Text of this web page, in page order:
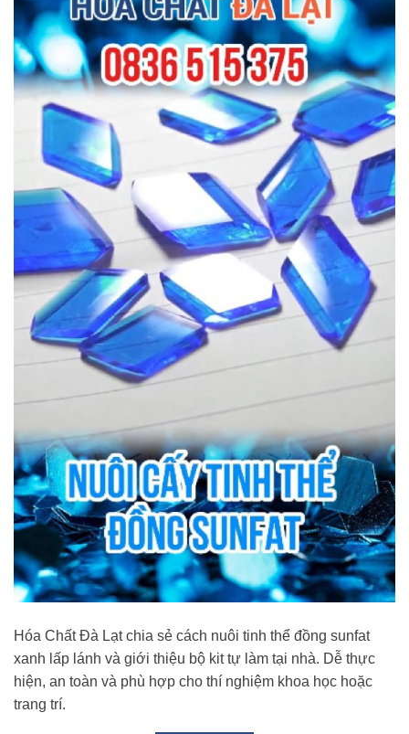
Hóa Chất Đà Lạt chia sẻ cách nuôi tinh thể đồng sunfat
xanh lấp lánh và giới thiệu bộ kit tự làm tại nhà. Dễ thực
hiện, an toàn và phù hợp cho thí nghiệm khoa học hoặc
trang trí.